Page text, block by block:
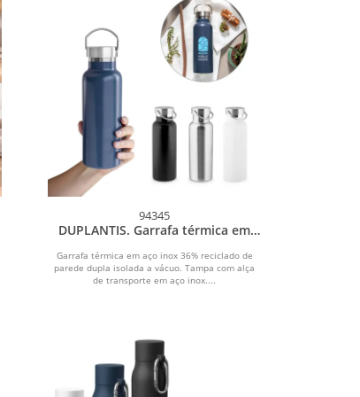
94345
DUPLANTIS. Garrafa térmica em
dupla isolada a vácuo (810 mL)
Garrafa térmica em aço inox 36% reciclado de
parede dupla isolada a vácuo. Tampa com alça
de transporte em aço inox....